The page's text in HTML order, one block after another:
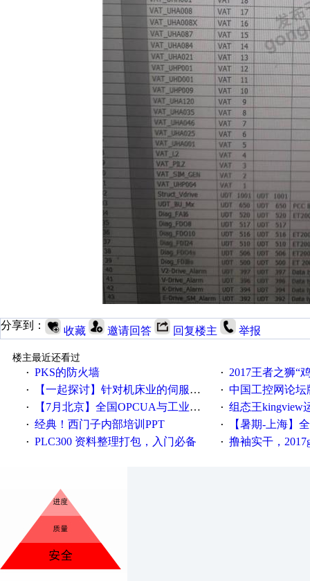
分享到： 收藏 邀请回答 回复楼主 举报
楼主最近还看过
· PKS的防火墙 · 2017王者之狮“鸡”情签到
· 【一起探讨】针对机床业的伺服系统发展，您的期望是什么？ · 中国工控网论坛版
· 【7月北京】全国OPCUA与工业互联技术培训班通知！ · 组态王kingview
· 经典！西门子内部培训PPT · 【暑期-上海】全国工业
· PLC300 资料整理打包，入门必备 · 撸袖实干，2017gongkong®第